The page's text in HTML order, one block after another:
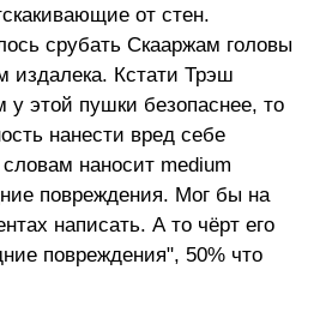
от стен.
срубать Скааржам головы
издалека. Кстати Трэш
у этой пушки безопаснее, то
нанести вред себе
наносит medium
повреждения. Мог бы на
написать. А то чёрт его
повреждения", 50% что